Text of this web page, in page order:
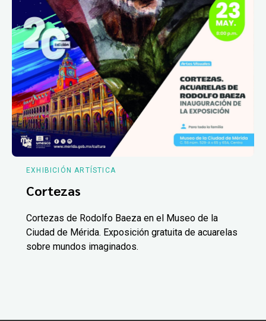
EXHIBICIÓN ARTÍSTICA
Cortezas
Cortezas de Rodolfo Baeza en el Museo de la
Ciudad de Mérida. Exposición gratuita de acuarelas
sobre mundos imaginados.